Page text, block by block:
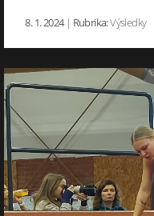
8. 1. 2024 | Rubrika:Výsledky